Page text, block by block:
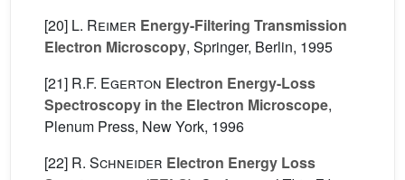
[20] L. Reimer Energy-Filtering Transmission
Electron Microscopy, Springer, Berlin, 1995
[21] R.F. Egerton Electron Energy-Loss
Spectroscopy in the Electron Microscope,
Plenum Press, New York, 1996
[22] R. Schneider Electron Energy Loss